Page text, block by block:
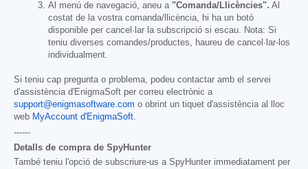
Al menú de navegació, aneu a "Comanda/Llicències". Al
costat de la vostra comanda/llicència, hi ha un botó
disponible per cancel·lar la subscripció si escau. Nota: Si
teniu diverses comandes/productes, haureu de cancel·lar-los
individualment.
Si teniu cap pregunta o problema, podeu contactar amb el servei
d'assistència d'EnigmaSoft per correu electrònic a
support@enigmasoftware.com o obrint un tiquet d'assistència al lloc
web MyAccount d'EnigmaSoft.
------
Detalls de compra de SpyHunter
També teniu l'opció de subscriure-us a SpyHunter immediatament per